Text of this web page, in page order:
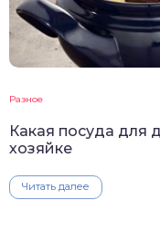
Разное
Какая посуда для
хозяйке
Читать далее